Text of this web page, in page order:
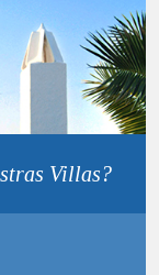
Villas?